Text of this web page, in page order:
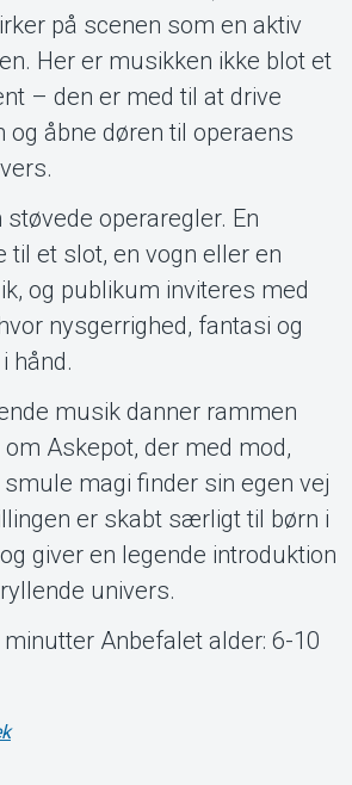
på scenen som en aktiv
Her er musikken ikke blot et
– den er med til at drive
og åbne døren til operaens
støvede operaregler. En
til et slot, en vogn eller en
og publikum inviteres med
nysgerrighed, fantasi og
hånd.
musik danner rammen
Askepot, der med mod,
magi finder sin egen vej
er skabt særligt til børn i
giver en legende introduktion
univers.
minutter Anbefalet alder: 6-10